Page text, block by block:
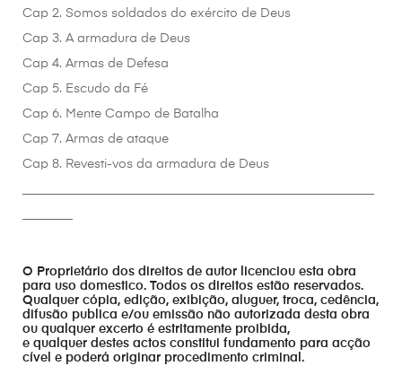
Cap 2. Somos soldados do exército de Deus
Cap 3. A armadura de Deus
Cap 4. Armas de Defesa
Cap 5. Escudo da Fé
Cap 6. Mente Campo de Batalha
Cap 7. Armas de ataque
Cap 8. Revesti-vos da armadura de Deus
O Proprietário dos direitos de autor licenciou esta obra
para uso domestico. Todos os direitos estão reservados.
Qualquer cópia, edição, exibição, aluguer, troca, cedência,
difusão publica e/ou emissão não autorizada desta obra
ou qualquer excerto é estritamente proibida,
e qualquer destes actos constitui fundamento para acção
cível e poderá originar procedimento criminal.